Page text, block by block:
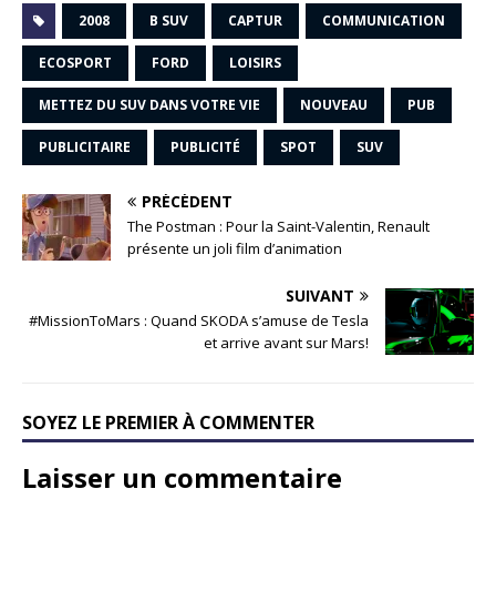
2008 B SUV CAPTUR COMMUNICATION
ECOSPORT FORD LOISIRS
METTEZ DU SUV DANS VOTRE VIE NOUVEAU PUB
PUBLICITAIRE PUBLICITÉ SPOT SUV
PRÉCÉDENT
The Postman : Pour la Saint-Valentin, Renault
présente un joli film d’animation
SUIVANT
#MissionToMars : Quand SKODA s’amuse de Tesla
et arrive avant sur Mars!
SOYEZ LE PREMIER À COMMENTER
Laisser un commentaire